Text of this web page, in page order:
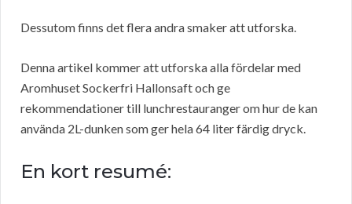
Dessutom finns det flera andra smaker att utforska.
Denna artikel kommer att utforska alla fördelar med
Aromhuset Sockerfri Hallonsaft och ge
rekommendationer till lunchrestauranger om hur de kan
använda 2L-dunken som ger hela 64 liter färdig dryck.
En kort resumé: